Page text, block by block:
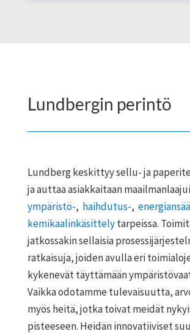
Lundbergin perintö
Lundberg keskittyy sellu- ja
ja auttaa asiakkaitaan
ympäristö-, haihdutus-,
kemikaalinkäsittelytarpeissa.
jatkossakin sellaisia
ratkaisuja, joiden avulla eri
kykenevät täyttämään
Vaikka odotamme tulevaisuutta,
myös heitä, jotka toivat meidät
pisteeseen. Heidän innovatiiviset